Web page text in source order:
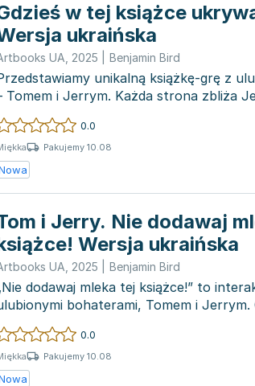
w tej książce
ukraińska
UA 2025 Benjamin Bird
unikalną książkę-grę z
Tomem i Jerrym. Każda strona zbliża
tej...
0.0
Pakujemy 10.08
i Jerry. Nie dodawaj
Wersja ukraińska
UA 2025 Benjamin Bird
dodawaj mleka tej książce!” to
bohaterami, Tomem i Jerrym.
zastanawiałeś s...
0.0
Pakujemy 10.08